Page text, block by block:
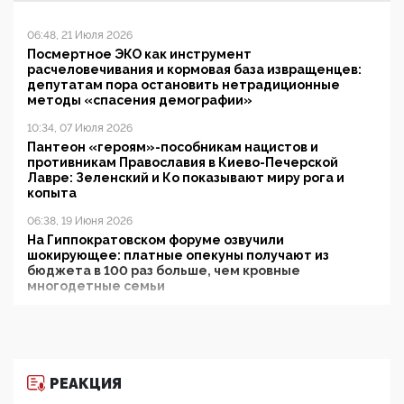
06:48, 21 Июля 2026
Посмертное ЭКО как инструмент
расчеловечивания и кормовая база извращенцев:
депутатам пора остановить нетрадиционные
методы «спасения демографии»
10:34, 07 Июля 2026
Пантеон «героям»-пособникам нацистов и
противникам Православия в Киево-Печерской
Лавре: Зеленский и Ко показывают миру рога и
копыта
06:38, 19 Июня 2026
На Гиппократовском форуме озвучили
шокирующее: платные опекуны получают из
бюджета в 100 раз больше, чем кровные
многодетные семьи
11:53, 09 Июня 2026
РЕАКЦИЯ